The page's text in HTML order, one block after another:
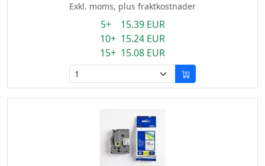
Exkl. moms, plus fraktkostnader
5+ 15.39 EUR
10+ 15.24 EUR
15+ 15.08 EUR